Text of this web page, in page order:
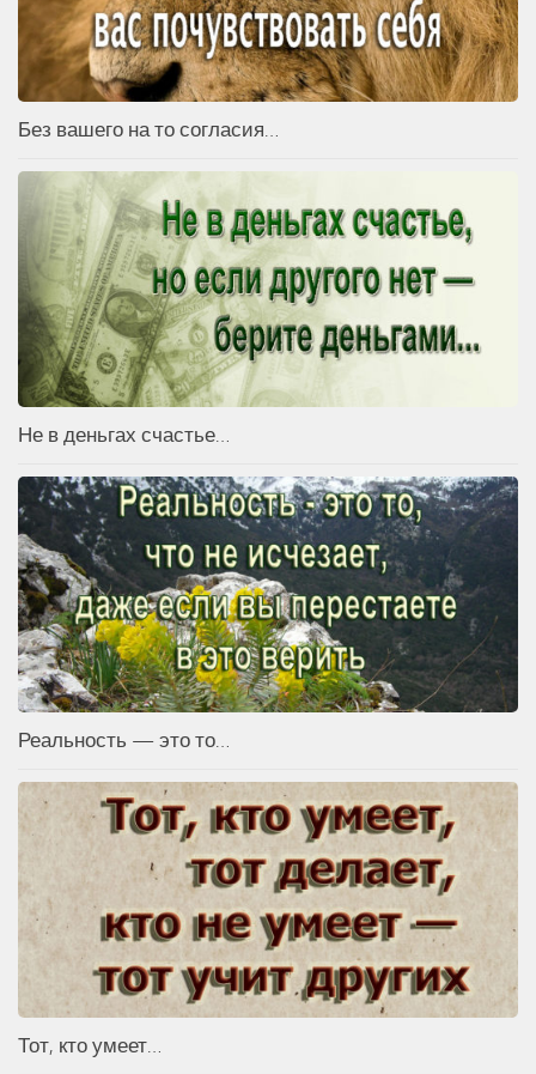
Без вашего на то согласия…
Не в деньгах счастье…
Реальность — это то…
Тот, кто умеет…